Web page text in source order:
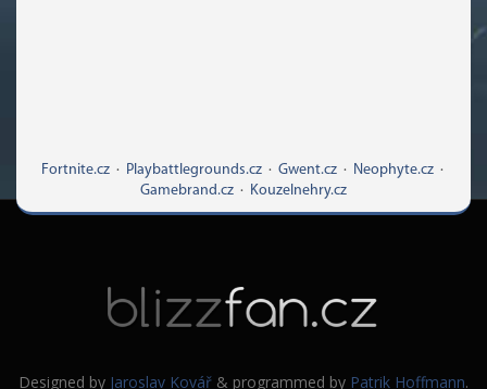
Fortnite.cz· Playbattlegrounds.cz· Gwent.cz· Neophyte.cz·
Gamebrand.cz · Kouzelnehry.cz
Designed by Jaroslav Kovář & programmed by Patrik Hoffmann.